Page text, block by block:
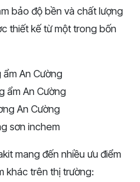
bảo độ bền và chất lượng
thiết kế từ một trong bốn
An Cường
ẩm An Cường
An Cường
sơn inchem
mang đến nhiều ưu điểm
khác trên thị trường: